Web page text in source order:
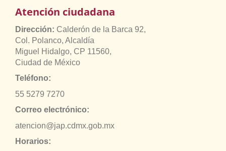
Atención ciudadana
Dirección: Calderón de la Barca 92,
Col. Polanco, Alcaldía
Miguel Hidalgo, CP 11560,
Ciudad de México
Teléfono:
55 5279 7270
Correo electrónico:
atencion@jap.cdmx.gob.mx
Horarios: